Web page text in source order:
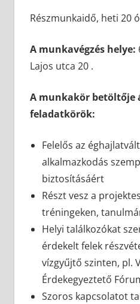
Részmunkaidő, heti 20
A munkavégzés helye:
Lajos utca 20 .
A munkakör betöltője
feladatkörök:
Felelős az
alkalmazkodás
biztosításáért
Részt vesz a
tréningeken,
Helyi találkozókat
érdekelt felek
vízgyűjtő szinten, pl.
Érdekegyeztető
Szoros kapcsolatot